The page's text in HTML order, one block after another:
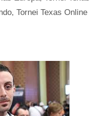
, Tornei Texas Online